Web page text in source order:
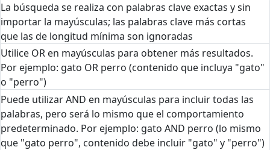
La búsqueda se realiza con palabras clave exactas y sin
importar la mayúsculas; las palabras clave más cortas
que las de longitud mínima son ignoradas
Utilice OR en mayúsculas para obtener más resultados.
Por ejemplo: gato OR perro (contenido que incluya "gato"
o "perro")
Puede utilizar AND en mayúsculas para incluir todas las
palabras, pero será lo mismo que el comportamiento
predeterminado. Por ejemplo: gato AND perro (lo mismo
que "gato perro", contenido debe incluir "gato" y "perro")